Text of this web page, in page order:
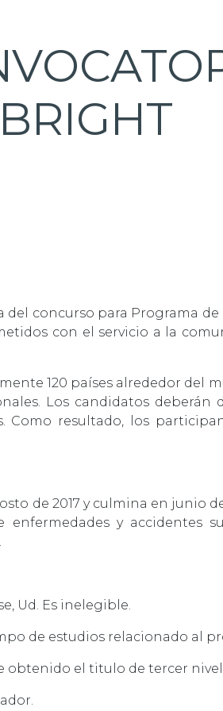
concurso para Programa de
con el servicio a la
120 países alrededor del
Los candidatos deberán
resultado, los
de 2017 y culmina en junio
y accidentes
Ud. Es inelegible.
de estudios relacionado al
obtenido el titulo de tercer